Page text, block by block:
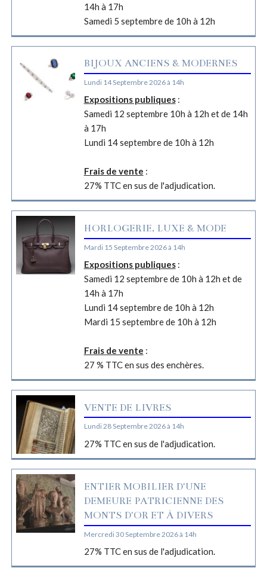
14h à 17h
Samedi 5 septembre de 10h à 12h
BIJOUX ANCIENS & MODERNES
Lundi 14 Septembre 2026 à 14h
Expositions publiques:
Samedi 12 septembre 10h à 12h et de 14h
à 17h
Lundi 14 septembre de 10h à 12h
Frais de vente :
27% TTC en sus de l'adjudication.
HORLOGERIE, LUXE & MODE
Mardi 15 Septembre 2026 à 14h
Expositions publiques:
Samedi 12 septembre de 10h à 12h et de
14h à 17h
Lundi 14 septembre de 10h à 12h
Mardi 15 septembre de 10h à 12h
Frais de vente :
27 % TTC en sus des enchères.
VENTE DE LIVRES
Lundi 28 Septembre 2026 à 14h
27% TTC en sus de l'adjudication.
ENTIER MOBILIER D'UNE
DEMEURE PATRICIENNE DES
MONTS D'OR ET À DIVERS
Mercredi 30 Septembre 2026 à 14h
27% TTC en sus de l'adjudication.